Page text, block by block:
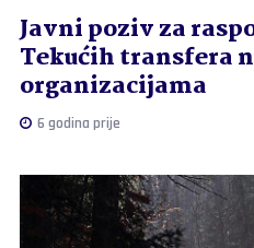
Javni poziv za
Tekućih transfera
organizacijama
6 godina prije